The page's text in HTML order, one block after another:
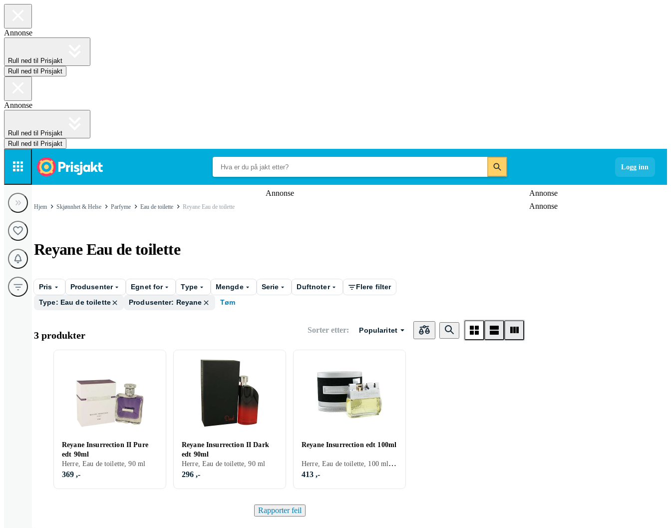
Annonse
Rull ned til Prisjakt
Rull ned til Prisjakt
Annonse
Rull ned til Prisjakt
Rull ned til Prisjakt
Logg inn
Annonse
Annonse
Annonse
Hjem Skjønnhet & Helse Parfyme Eau de toilette Reyane Eau de toilette
Reyane Eau de toilette
Pris Produsenter Egnet for Type Mengde Serie Duftnoter
Flere filter
Type: Eau de toilette
Produsenter: Reyane Tøm
3 produkter Sorter etter: Popularitet
Reyane Insurrection II Pure
edt 90ml
Herre, Eau de toilette, 90 ml
369 ,-
Reyane Insurrection II Dark
edt 90ml
Herre, Eau de toilette, 90 ml
296 ,-
Reyane Insurrection edt 100ml
Herre, Eau de toilette, 100 ml, Ambra
413 ,-
Rapporter feil